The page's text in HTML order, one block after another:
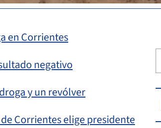
en Corrientes
negativo
y un revólver
Corrientes elige presidente